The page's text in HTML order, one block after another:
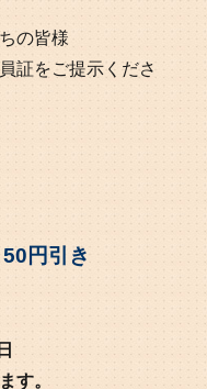
の皆様
証をご提示くださ
円引き
す。